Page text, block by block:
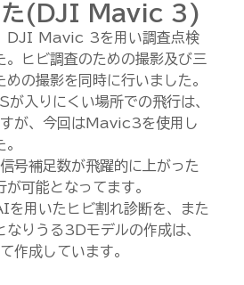
た(DJI Mavic 3)
DJI Mavic 3を用い調査点検
。ヒビ調査のための撮影及び三
の撮影を同時に行いました。
入りにくい場所での飛行は、
が、今回はMavic3を使用し
補足数が飛躍的に上がった
可能となってます。
を用いたヒビ割れ診断を、また
なりうる3Dモデルの作成は、
成しています。